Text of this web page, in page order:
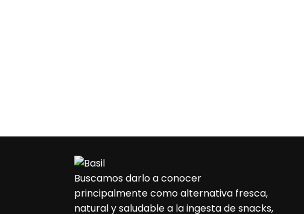
Buscamos darlo a conocer
principalmente como alternativa fresca,
natural y saludable a la ingesta de snacks,